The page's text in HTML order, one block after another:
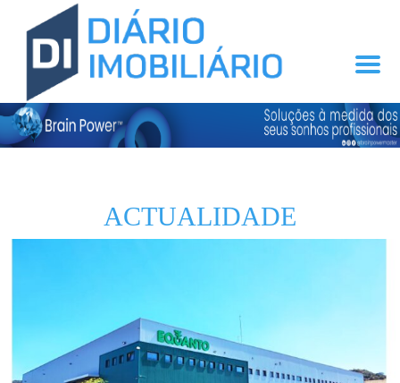
ACTUALIDADE